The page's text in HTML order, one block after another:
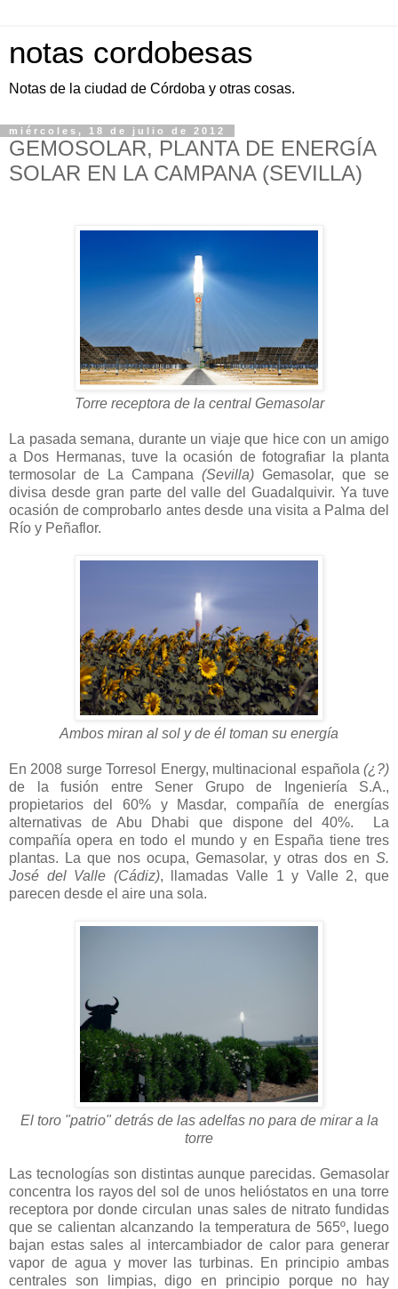
notas cordobesas
Notas de la ciudad de Córdoba y otras cosas.
miércoles, 18 de julio de 2012
GEMOSOLAR, PLANTA DE ENERGÍA
SOLAR EN LA CAMPANA (SEVILLA)
Torre receptora de la central Gemasolar
La pasada semana, durante un viaje que hice con un amigo
a Dos Hermanas, tuve la ocasión de fotografiar la planta
termosolar de La Campana (Sevilla) Gemasolar, que se
divisa desde gran parte del valle del Guadalquivir. Ya tuve
ocasión de comprobarlo antes desde una visita a Palma del
Río y Peñaflor.
Ambos miran al sol y de él toman su energía
En 2008 surge Torresol Energy, multinacional española (¿?)
de la fusión entre Sener Grupo de Ingeniería S.A.,
propietarios del 60% y Masdar, compañía de energías
alternativas de Abu Dhabi que dispone del 40%. La
compañía opera en todo el mundo y en España tiene tres
plantas. La que nos ocupa, Gemasolar, y otras dos en S.
José del Valle (Cádiz), llamadas Valle 1 y Valle 2, que
parecen desde el aire una sola.
El toro "patrio" detrás de las adelfas no para de mirar a la
torre
Las tecnologías son distintas aunque parecidas. Gemasolar
concentra los rayos del sol de unos helióstatos en una torre
receptora por donde circulan unas sales de nitrato fundidas
que se calientan alcanzando la temperatura de 565º, luego
bajan estas sales al intercambiador de calor para generar
vapor de agua y mover las turbinas. En principio ambas
centrales son limpias, digo en principio porque no hay